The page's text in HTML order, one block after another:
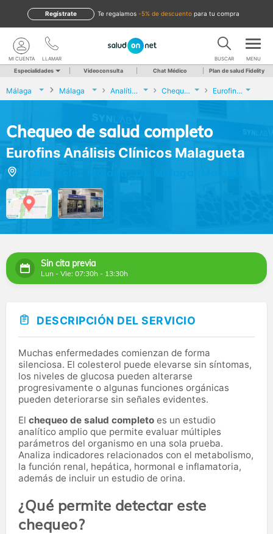
te regalamos -5% de descuento para tu compra
Regístrate
LLAMAR
MI CUENTA BUSCAR MENU
Especialidades Videoconsulta Chat Médico Plan de salud Fidelity
Málaga Málaga Analíticas y Genética Chequeo de salud completo Eurofins Análisis Clínicos Malagueta
Chequeo de salud completo
Eurofins Análisis Clínicos Malagueta
Sin cita previa
Lun - Vie: 07:30h - 13:30h
DESCRIPCIÓN DEL SERVICIO
Muchas enfermedades comienzan de forma
silenciosa. El colesterol puede elevarse sin síntomas,
los niveles de glucosa pueden alterarse
progresivamente o algunas funciones orgánicas
pueden deteriorarse sin señales evidentes.
El chequeo de salud completo es un estudio
analítico amplio que permite evaluar múltiples
parámetros del organismo en una sola prueba.
Analiza indicadores relacionados con el metabolismo,
la función renal, hepática, hormonal e inflamatoria,
además de incluir un estudio de orina.
¿Qué permite detectar este
chequeo?